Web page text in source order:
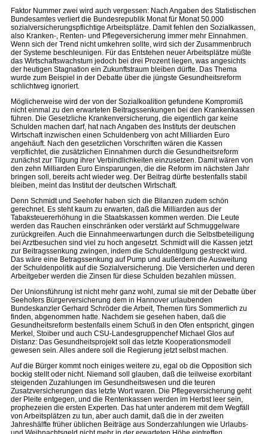
Faktor Nummer zwei wird auch vergessen: Nach Angaben des Statistischen
Bundesamtes verliert die Bundesrepublik Monat für Monat 50.000
sozialversicherungspflichtige Arbeitsplätze. Damit fehlen den Sozialkassen,
also Kranken-, Renten- und Pflegeversicherung immer mehr Einnahmen.
Wenn sich der Trend nicht umkehren sollte, wird sich der Zusammenbruch
der Systeme beschleunigen. Für das Entstehen neuer Arbeitsplätze müßte
das Wirtschaftswachstum jedoch bei drei Prozent liegen, was angesichts
der heutigen Stagnation ein Zukunftstraum bleiben dürfte. Das Thema
wurde zum Beispiel in der Debatte über die jüngste Gesundheitsreform
schlichtweg ignoriert.
Möglicherweise wird der von der Sozialkoalition gefundene Kompromiß
nicht einmal zu den erwarteten Beitragssenkungen bei den Krankenkassen
führen. Die Gesetzliche Krankenversicherung, die eigentlich gar keine
Schulden machen darf, hat nach Angaben des Instituts der deutschen
Wirtschaft inzwischen einen Schuldenberg von acht Milliarden Euro
angehäuft. Nach den gesetzlichen Vorschriften wären die Kassen
verpflichtet, die zusätzlichen Einnahmen durch die Gesundheitsreform
zunächst zur Tilgung ihrer Verbindlichkeiten einzusetzen. Damit wären von
den zehn Milliarden Euro Einsparungen, die die Reform im nächsten Jahr
bringen soll, bereits acht wieder weg. Der Beitrag dürfte bestenfalls stabil
bleiben, meint das Institut der deutschen Wirtschaft.
Denn Schmidt und Seehofer haben sich die Bilanzen zudem schön
gerechnet. Es steht kaum zu erwarten, daß die Milliarden aus der
Tabaksteuererhöhung in die Staatskassen kommen werden. Die Leute
werden das Rauchen einschränken oder verstärkt auf Schmuggelware
zurückgreifen. Auch die Einnahmeerwartungen durch die Selbstbeteiligung
bei Arztbesuchen sind viel zu hoch angesetzt. Schmidt will die Kassen jetzt
zur Beitragssenkung zwingen, indem die Schuldentilgung gestreckt wird.
Das wäre eine Betragssenkung auf Pump und außerdem die Ausweitung
der Schuldenpolitik auf die Sozialversicherung. Die Versicherten und deren
Arbeitgeber werden die Zinsen für diese Schulden bezahlen müssen.
Der Unionsführung ist nicht mehr ganz wohl, zumal sie mit der Debatte über
Seehofers Bürgerversicherung dem in Hannover urlaubenden
Bundeskanzler Gerhard Schröder die Arbeit, Themen fürs Sommerlich zu
finden, abgenommen hatte. Nachdem sie gesehen haben, daß die
Gesundheitsreform bestenfalls einem Schuß in den Ofen entspricht, gingen
Merkel, Stoiber und auch CSU-Landesgruppenchef Michael Glos auf
Distanz: Das Gesundheitsprojekt soll das letzte Kooperationsmodell
gewesen sein. Alles andere soll die Regierung jetzt selbst machen.
Auf die Bürger kommt noch einiges weitere zu, egal ob die Opposition sich
bockig stellt oder nicht. Niemand soll glauben, daß die teilweise exorbitant
steigenden Zuzahlungen im Gesundheitswesen und die teuren
Zusatzversicherungen das letzte Wort waren. Die Pflegeversicherung geht
der Pleite entgegen, und die Rentenkassen werden im Herbst leer sein,
prophezeien die ersten Experten. Das hat unter anderem mit dem Wegfäll
von Arbeitsplätzen zu tun, aber auch damit, daß die in der zweiten
Jahreshälfte früher üblichen Beiträge aus Sonderzahlungen wie Urlaubs-